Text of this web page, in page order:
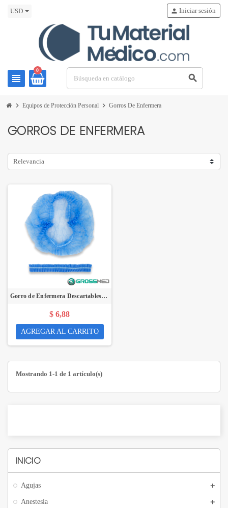
USD
view_headline
person Iniciar sesión
0
search
chevron_right Equipos de Protección Personal chevron_right Gorros De Enfermera
INICIO
Agujas
Anestesia
GORROS DE ENFERMERA
Relevancia
Gorro de Enfermera Descartables (Azul - Banda de Goma Doble) - Paquete x 100 Unidades - GROSSMED
$ 6,88
AGREGAR AL CARRITO
Mostrando 1-1 de 1 artículo(s)